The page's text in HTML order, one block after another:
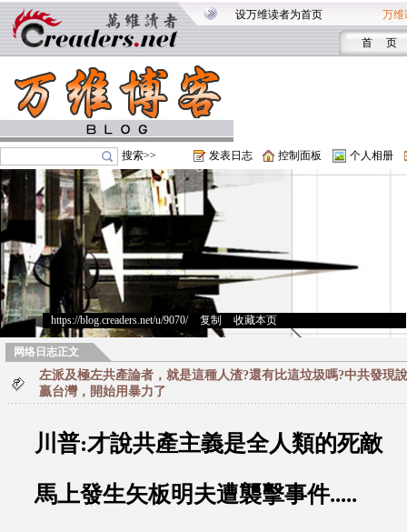
设万维读者为首页 万维
首 页
搜索>> 发表日志 控制面板 个人相册
https://blog.creaders.net/u/9070/> 复制 收藏本页
网络日志正文
左派及極左共產論者，就是這種人渣?還有比這垃圾嗎?中共發現
贏台灣，開始用暴力了
川普:才說共產主義是全人類的死敵
馬上發生矢板明夫遭襲擊事件.....